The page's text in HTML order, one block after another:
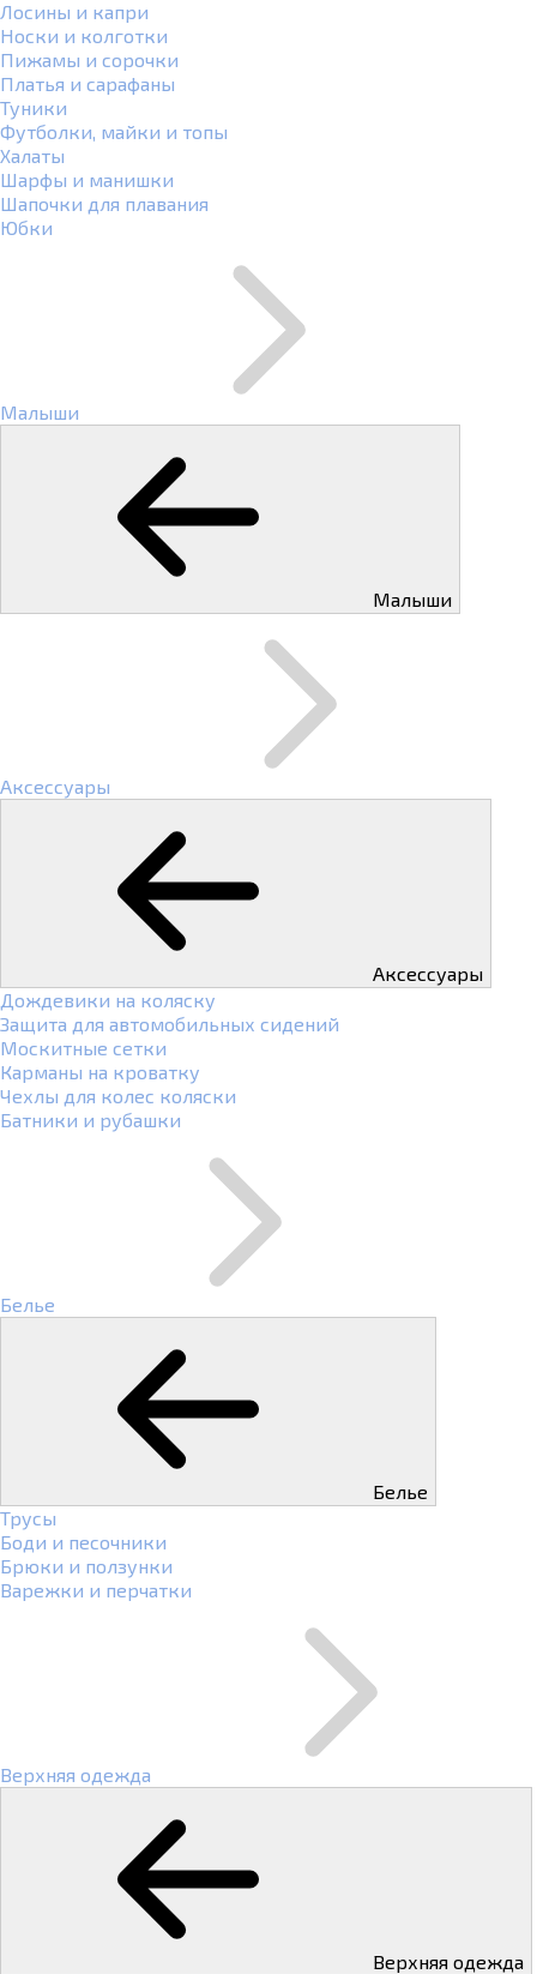
Лосины и капри
Носки и колготки
Пижамы и сорочки
Платья и сарафаны
Туники
Футболки, майки и топы
Халаты
Шарфы и манишки
Шапочки для плавания
Юбки
Малыши
Малыши
Аксессуары
Аксессуары
Дождевики на коляску
Защита для автомобильных сидений
Москитные сетки
Карманы на кроватку
Чехлы для колес коляски
Батники и рубашки
Белье
Белье
Трусы
Боди и песочники
Брюки и ползунки
Варежки и перчатки
Верхняя одежда
Верхняя одежда